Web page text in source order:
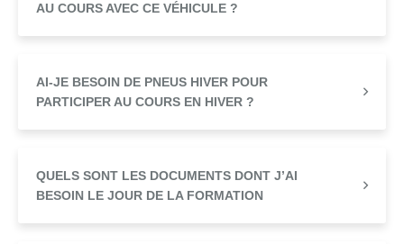
AU COURS AVEC CE VÉHICULE ?
AI-JE BESOIN DE PNEUS HIVER POUR
PARTICIPER AU COURS EN HIVER ?
QUELS SONT LES DOCUMENTS DONT J’AI
BESOIN LE JOUR DE LA FORMATION